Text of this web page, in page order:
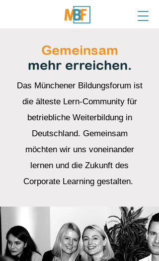
Gemeinsam
mehr erreichen.
Das Münchener Bildungsforum ist
die älteste Lern-Community für
betriebliche Weiterbildung in
Deutschland. Gemeinsam
möchten wir uns voneinander
lernen und die Zukunft des
Corporate Learning gestalten.